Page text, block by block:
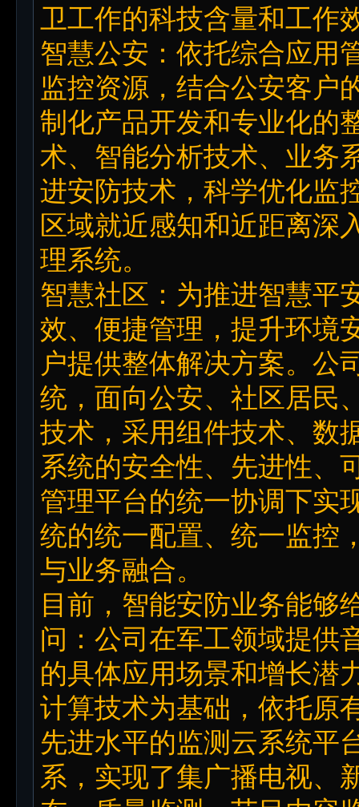
卫工作的科技含量和工作
智慧公安：依托综合应用
监控资源，结合公安客户
制化产品开发和专业化的
术、智能分析技术、业务
进安防技术，科学优化监
区域就近感知和近距离深
理系统。
智慧社区：为推进智慧平
效、便捷管理，提升环境
户提供整体解决方案。公
统，面向公安、社区居民
技术，采用组件技术、数
系统的安全性、先进性、
管理平台的统一协调下实
统的统一配置、统一监控
与业务融合。
目前，智能安防业务能够
问：公司在军工领域提供
的具体应用场景和增长潜
计算技术为基础，依托原
先进水平的监测云系统平
系，实现了集广播电视、